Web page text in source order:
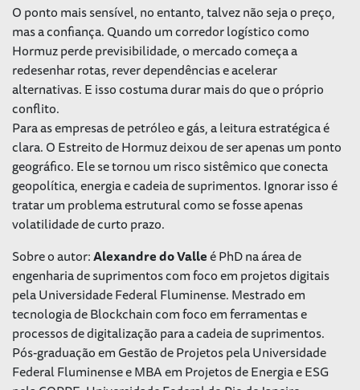
O ponto mais sensível, no entanto, talvez não seja o preço,
mas a confiança. Quando um corredor logístico como
Hormuz perde previsibilidade, o mercado começa a
redesenhar rotas, rever dependências e acelerar
alternativas. E isso costuma durar mais do que o próprio
conflito.
Para as empresas de petróleo e gás, a leitura estratégica é
clara. O Estreito de Hormuz deixou de ser apenas um ponto
geográfico. Ele se tornou um risco sistêmico que conecta
geopolítica, energia e cadeia de suprimentos. Ignorar isso é
tratar um problema estrutural como se fosse apenas
volatilidade de curto prazo.
Sobre o autor:Alexandre do Valleé PhD na área de
engenharia de suprimentos com foco em projetos digitais
pela Universidade Federal Fluminense. Mestrado em
tecnologia de Blockchain com foco em ferramentas e
processos de digitalização para a cadeia de suprimentos.
Pós-graduação em Gestão de Projetos pela Universidade
Federal Fluminense e MBA em Projetos de Energia e ESG